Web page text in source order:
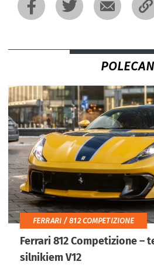
FERRARI / 812 COMPETIZIONE
Ferrari 812 Competizione –
silnikiem V12